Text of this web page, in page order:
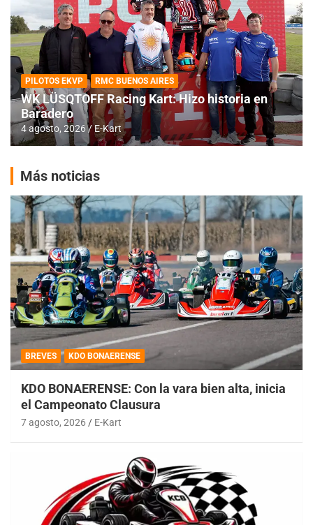
PILOTOS EKVP RMC BUENOS AIRES
WK LÜSQTOFF Racing Kart: Hizo historia en
Baradero
4 agosto, 2026 E-Kart
Más noticias
BREVES KDO BONAERENSE
KDO BONAERENSE: Con la vara bien alta, inicia
el Campeonato Clausura
7 agosto, 2026 E-Kart